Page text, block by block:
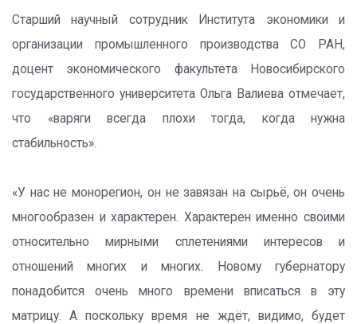
Старший научный сотрудник Института экономики и
организации промышленного производства СО РАН,
доцент экономического факультета Новосибирского
государственного университета Ольга Валиева отмечает,
что «варяги всегда плохи тогда, когда нужна
стабильность».
«У нас не монорегион, он не завязан на сырьё, он очень
многообразен и характерен. Характерен именно своими
относительно мирными сплетениями интересов и
отношений многих и многих. Новому губернатору
понадобится очень много времени вписаться в эту
матрицу. А поскольку время не ждёт, видимо, будет